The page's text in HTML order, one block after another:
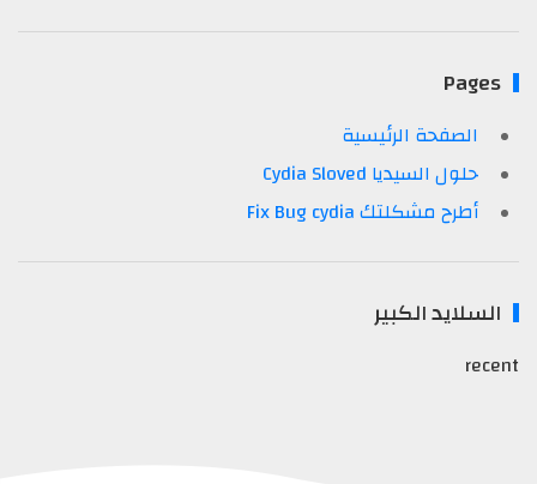
Pages
الصفحة الرئيسية
حلول السيديا Cydia Sloved
أطرح مشكلتك Fix Bug cydia
السلايد الكبير
recent